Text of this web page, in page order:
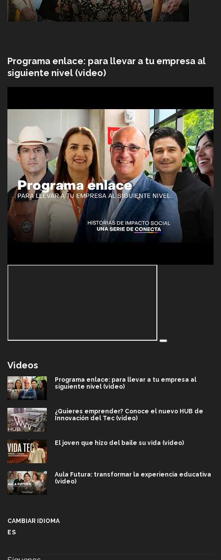
Programa enlace: para llevar a tu empresa al
siguiente nivel (video)
Videos
Programa enlace: para llevar a tu empresa al
siguiente nivel (video)
¿Quieres emprender? Conoce el nuevo HUB de
Innovación del Tec (video)
El joven que hizo del baile su vida (video)
Aula Futura: transformar la experiencia educativa
(video)
CAMBIAR IDIOMA
ES